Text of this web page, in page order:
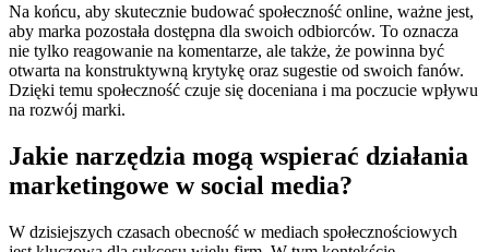
Na końcu, aby skutecznie budować społeczność online, ważne jest,
aby marka pozostała dostępna dla swoich odbiorców. To oznacza
nie tylko reagowanie na komentarze, ale także, że powinna być
otwarta na konstruktywną krytykę oraz sugestie od swoich fanów.
Dzięki temu społeczność czuje się doceniana i ma poczucie wpływu
na rozwój marki.
Jakie narzędzia mogą wspierać działania
marketingowe w social media?
W dzisiejszych czasach obecność w mediach społecznościowych